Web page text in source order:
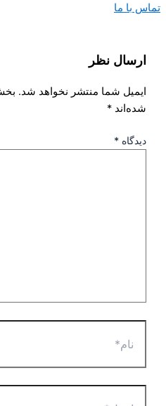
تماس با ما
ارسال نظر
ایمیل شما منتشر نخواهد شد.
شده‌اند*
دیدگاه*